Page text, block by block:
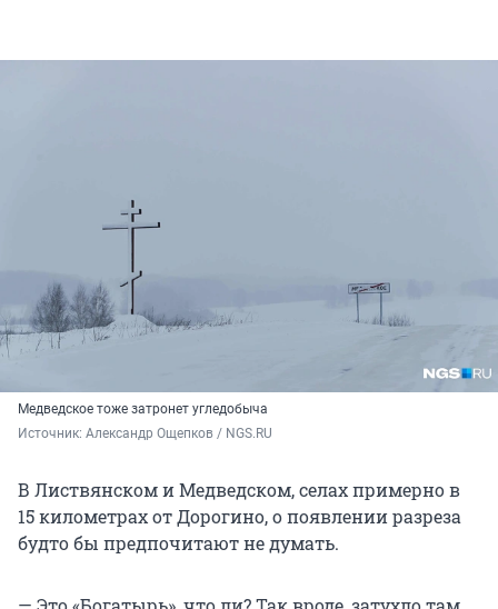
Медведское тоже затронет угледобыча
Источник: Александр Ощепков / NGS.RU
В Листвянском и Медведском, селах примерно в
15 километрах от Дорогино, о появлении разреза
будто бы предпочитают не думать.